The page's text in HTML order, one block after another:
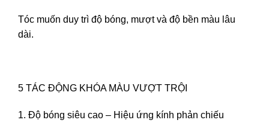
Tóc muốn duy trì độ bóng, mượt và độ bền màu lâu
dài.
5 TÁC ĐỘNG KHÓA MÀU VƯỢT TRỘI
1. Độ bóng siêu cao – Hiệu ứng kính phản chiếu